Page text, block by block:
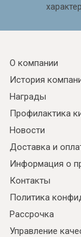
О компании
История
Награды
Профилактика
Новости
Доставка и
Информация о
Контакты
Политика
Рассрочка
Управление